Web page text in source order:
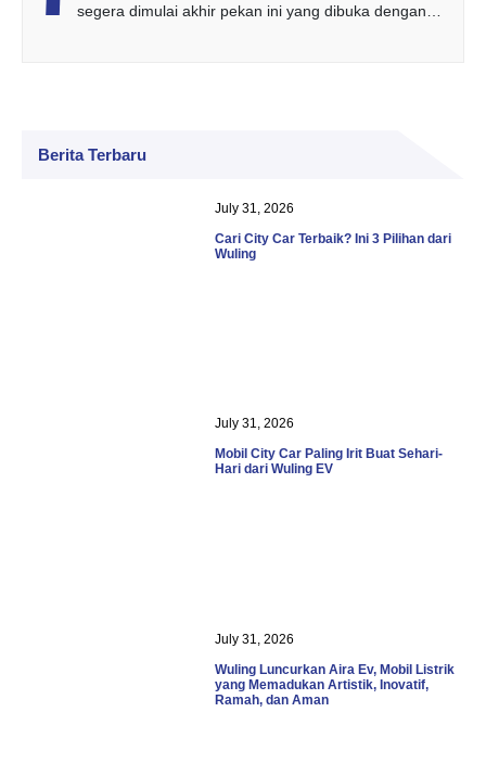
segera dimulai akhir pekan ini yang dibuka dengan…
Berita Terbaru
Cari City Car Terbaik? Ini 3 Pilihan dari
Wuling
July 31, 2026
Mobil City Car Paling Irit Buat Sehari-
Hari dari Wuling EV
July 31, 2026
Wuling Luncurkan Aira Ev, Mobil Listrik
yang Memadukan Artistik, Inovatif,
Ramah, dan Aman
July 31, 2026